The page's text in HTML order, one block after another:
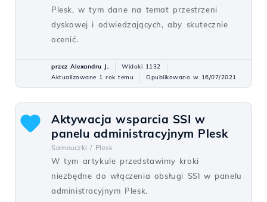
Plesk, w tym dane na temat przestrzeni
dyskowej i odwiedzających, aby skutecznie
ocenić.
przez Alexandru J.
Widoki 1132
Aktualizowane 1 rok temu
Opublikowano w 16/07/2021
Aktywacja wsparcia SSI w
panelu administracyjnym Plesk
Samouczki / Plesk
W tym artykule przedstawimy kroki
niezbędne do włączenia obsługi SSI w panelu
administracyjnym Plesk.